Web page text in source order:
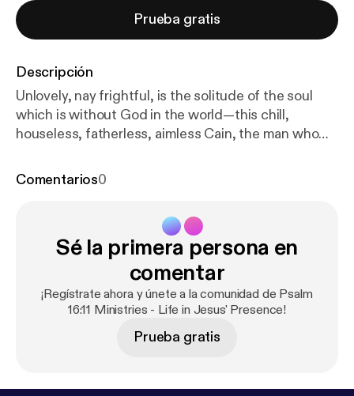
Prueba gratis
Descripción
Unlovely, nay frightful, is the solitude of the soul
which is without God in the world—this chill,
houseless, fatherless, aimless Cain, the man who
resplendent creation. ~Ralph Waldo Emerson (1803-
Comentarios0
Sé la primera persona en
comentar
¡Regístrate ahora y únete a la comunidad de Psalm
16:11 Ministries - Life in Jesus' Presence!
Prueba gratis